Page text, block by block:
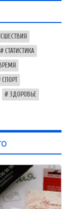
СТАТИСТИКА
СПОРТ
ЗДОРОВЬЕ